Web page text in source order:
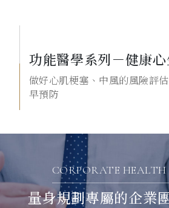
功能醫學系列－健康
做好心肌梗塞、中風的風險評
早預防
CORPORATE HEALTH
量身規劃專屬的企業